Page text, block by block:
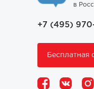
в
+7 (495)
Бесплатная